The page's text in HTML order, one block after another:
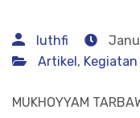
luthfi
Artikel, Kegiatan
MUKHOYYAM